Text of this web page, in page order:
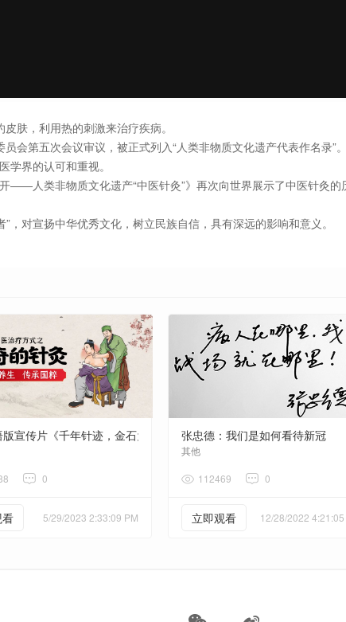
肤，利用热的刺激来治疗疾病。
会第五次会议审议，被正式列入“人类非物质文化遗产代表作名录”
界的认可和重视。
——人类非物质文化遗产“中医针灸”》再次向世界展示了中医针灸的
对宣扬中华优秀文化，树立民族自信，具有深远的影响和意义。
宣传片《千年针迹，金石为开——人类非物质文化遗产“中医针灸”》
0
5/29/2023 2:33:09 PM
张忠德：我们是如何看待新冠
其他
112469 0
立即观看 12/28/2022